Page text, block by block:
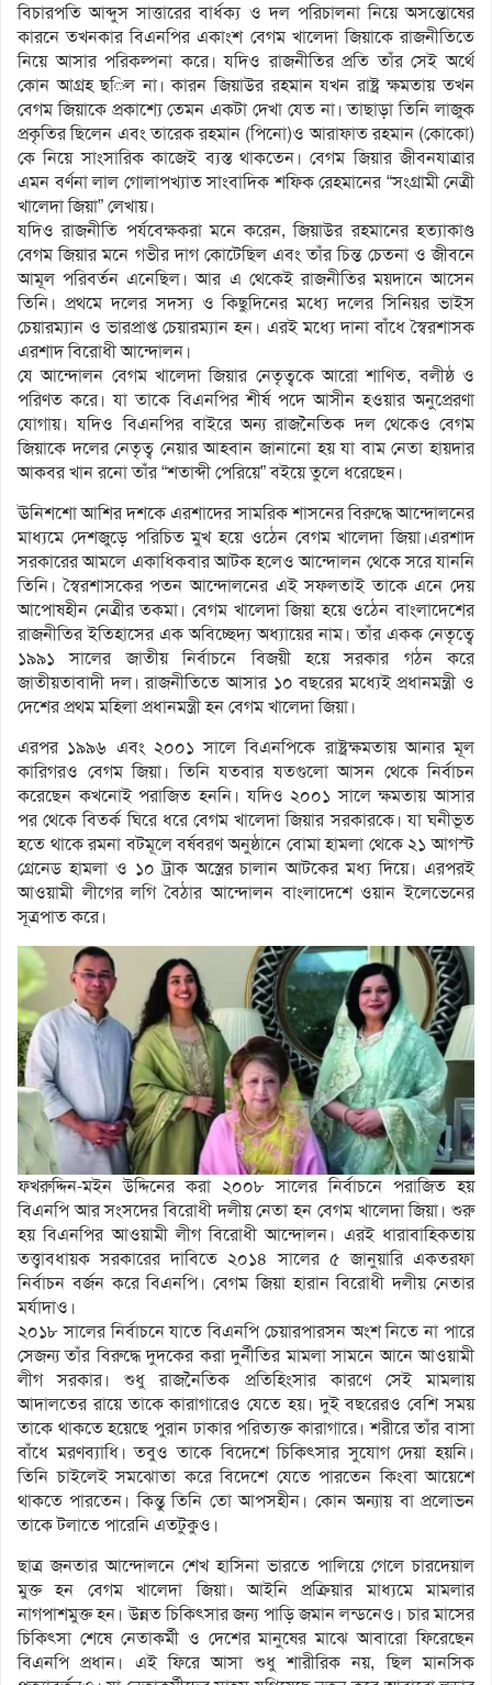
বিচারপতি আব্দুস সাত্তারের বার্ধক্য ও দল পরিচালনা নিয়ে অসন্তোষের
কারনে তখনকার বিএনপির একাংশ বেগম খালেদা জিয়াকে রাজনীতিতে
নিয়ে আসার পরিকল্পনা করে। যদিও রাজনীতির প্রতি তাঁর সেই অর্থে
কোন আগ্রহ ছিল না। কারন জিয়াউর রহমান যখন রাষ্ট্র ক্ষমতায় তখন
বেগম জিয়াকে প্রকাশ্যে তেমন একটা দেখা যেত না। তাছাড়া তিনি লাজুক
প্রকৃতির ছিলেন এবং তারেক রহমান (পিনো)ও আরাফাত রহমান (কোকো)
কে নিয়ে সাংসারিক কাজেই ব্যস্ত থাকতেন। বেগম জিয়ার জীবনযাত্রার
এমন বর্ণনা লাল গোলাপখ্যাত সাংবাদিক শফিক রেহমানের “সংগ্রামী নেত্রী
খালেদা জিয়া” লেখায়।
যদিও রাজনীতি পর্যবেক্ষকরা মনে করেন, জিয়াউর রহমানের হত্যাকাণ্ড
বেগম জিয়ার মনে গভীর দাগ কোটেছিল এবং তাঁর চিন্ত চেতনা ও জীবনে
আমূল পরিবর্তন এনেছিল। আর এ থেকেই রাজনীতির ময়দানে আসেন
তিনি। প্রথমে দলের সদস্য ও কিছুদিনের মধ্যে দলের সিনিয়র ভাইস
চেয়ারম্যান ও ভারপ্রাপ্ত চেয়ারম্যান হন। এরই মধ্যে দানা বাঁধে স্বৈরশাসক
এরশাদ বিরোধী আন্দোলন।
যে আন্দোলন বেগম খালেদা জিয়ার নেতৃত্বকে আরো শাণিত, বলীষ্ঠ ও
পরিণত করে। যা তাকে বিএনপির শীর্ষ পদে আসীন হওয়ার অনুপ্রেরণা
যোগায়। যদিও বিএনপির বাইরে অন্য রাজনৈতিক দল থেকেও বেগম
জিয়াকে দলের নেতৃত্ব নেয়ার আহবান জানানো হয় যা বাম নেতা হায়দার
আকবর খান রনো তাঁর “শতাব্দী পেরিয়ে” বইয়ে তুলে ধরেছেন।
ঊনিশশো আশির দশকে এরশাদের সামরিক শাসনের বিরুদ্ধে আন্দোলনের
মাধ্যমে দেশজুড়ে পরিচিত মুখ হয়ে ওঠেন বেগম খালেদা জিয়া।এরশাদ
সরকারের আমলে একাধিকবার আটক হলেও আন্দোলন থেকে সরে যাননি
তিনি। স্বৈরশাসকের পতন আন্দোলনের এই সফলতাই তাকে এনে দেয়
আপোষহীন নেত্রীর তকমা। বেগম খালেদা জিয়া হয়ে ওঠেন বাংলাদেশের
রাজনীতির ইতিহাসের এক অবিচ্ছেদ্য অধ্যায়ের নাম। তাঁর একক নেতৃত্বে
১৯৯১ সালের জাতীয় নির্বাচনে বিজয়ী হয়ে সরকার গঠন করে
জাতীয়তাবাদী দল। রাজনীতিতে আসার ১০ বছরের মধ্যেই প্রধানমন্ত্রী ও
দেশের প্রথম মহিলা প্রধানমন্ত্রী হন বেগম খালেদা জিয়া।
এরপর ১৯৯৬ এবং ২০০১ সালে বিএনপিকে রাষ্ট্রক্ষমতায় আনার মূল
কারিগরও বেগম জিয়া। তিনি যতবার যতগুলো আসন থেকে নির্বাচন
করেছেন কখনোই পরাজিত হননি। যদিও ২০০১ সালে ক্ষমতায় আসার
পর থেকে বিতর্ক ঘিরে ধরে বেগম খালেদা জিয়ার সরকারকে। যা ঘনীভূত
হতে থাকে রমনা বটমূলে বর্ষবরণ অনুষ্ঠানে বোমা হামলা থেকে ২১ আগস্ট
গ্রেনেড হামলা ও ১০ ট্রাক অস্ত্রের চালান আটকের মধ্য দিয়ে। এরপরই
আওয়ামী লীগের লগি বৈঠার আন্দোলন বাংলাদেশে ওয়ান ইলেভেনের
সূত্রপাত করে।
ফখরুদ্দিন-মইন উদ্দিনের করা ২০০৮ সালের নির্বাচনে পরাজিত হয়
বিএনপি আর সংসদের বিরোধী দলীয় নেতা হন বেগম খালেদা জিয়া। শুরু
হয় বিএনপির আওয়ামী লীগ বিরোধী আন্দোলন। এরই ধারাবাহিকতায়
তত্ত্বাবধায়ক সরকারের দাবিতে ২০১৪ সালের ৫ জানুয়ারি একতরফা
নির্বাচন বর্জন করে বিএনপি। বেগম জিয়া হারান বিরোধী দলীয় নেতার
মর্যাদাও।
২০১৮ সালের নির্বাচনে যাতে বিএনপি চেয়ারপারসন অংশ নিতে না পারে
সেজন্য তাঁর বিরুদ্ধে দুদকের করা দুর্নীতির মামলা সামনে আনে আওয়ামী
লীগ সরকার। শুধু রাজনৈতিক প্রতিহিংসার কারণে সেই মামলায়
আদালতের রায়ে তাকে কারাগারেও যেতে হয়। দুই বছরেরও বেশি সময়
তাকে থাকতে হয়েছে পুরান ঢাকার পরিত্যক্ত কারাগারে। শরীরে তাঁর বাসা
বাঁধে মরণব্যাধি। তবুও তাকে বিদেশে চিকিৎসার সুযোগ দেয়া হয়নি।
তিনি চাইলেই সমঝোতা করে বিদেশে যেতে পারতেন কিংবা আয়েশে
থাকতে পারতেন। কিন্তু তিনি তো আপসহীন। কোন অন্যায় বা প্রলোভন
তাকে টলাতে পারেনি এতটুকুও।
ছাত্র জনতার আন্দোলনে শেখ হাসিনা ভারতে পালিয়ে গেলে চারদেয়াল
মুক্ত হন বেগম খালেদা জিয়া। আইনি প্রক্রিয়ার মাধ্যমে মামলার
নাগপাশমুক্ত হন। উন্নত চিকিৎসার জন্য পাড়ি জমান লন্ডনেও। চার মাসের
চিকিৎসা শেষে নেতাকর্মী ও দেশের মানুষের মাঝে আবারো ফিরেছেন
বিএনপি প্রধান। এই ফিরে আসা শুধু শারীরিক নয়, ছিল মানসিক